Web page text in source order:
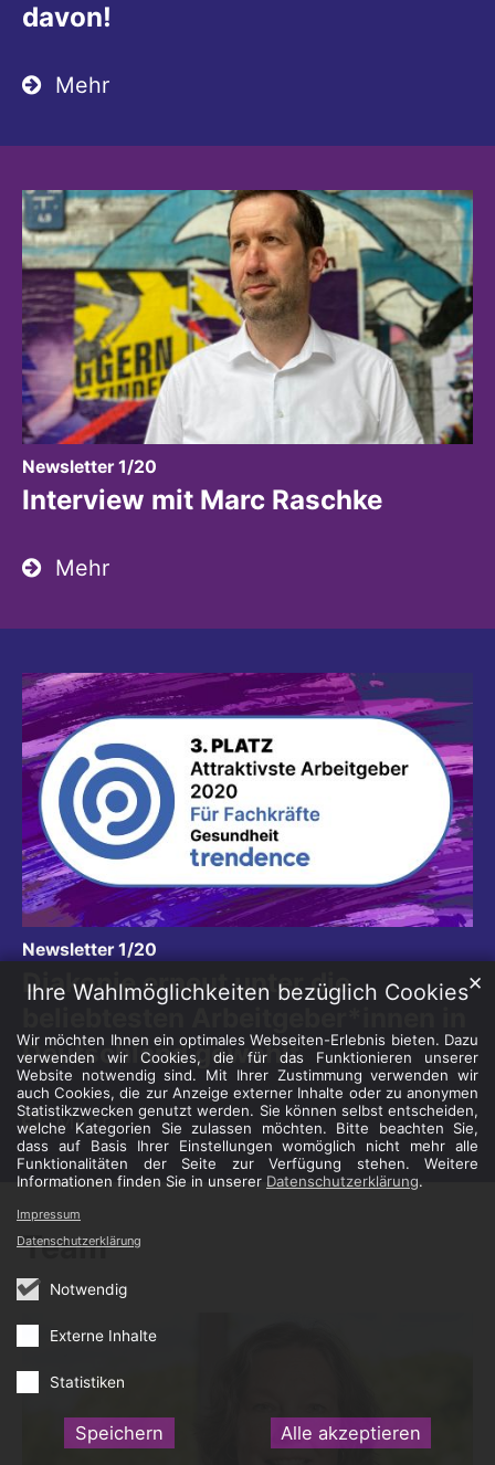
Ihre Wahlmöglichkeiten bezüglich Cookies
Wir möchten Ihnen ein optimales Webseiten-Erlebnis bieten. Dazu
verwenden wir Cookies, die für das Funktionieren unserer
Website notwendig sind. Mit Ihrer Zustimmung verwenden wir
auch Cookies, die zur Anzeige externer Inhalte oder zu anonymen
Statistikzwecken genutzt werden. Sie können selbst entscheiden,
welche Kategorien Sie zulassen möchten. Bitte beachten Sie,
dass auf Basis Ihrer Einstellungen womöglich nicht mehr alle
Funktionalitäten der Seite zur Verfügung stehen. Weitere
Informationen finden Sie in unserer Datenschutzerklärung.
Notwendig
Externe Inhalte
Statistiken
Speichern Alle akzeptieren
✕
Impressum
Datenschutzerklärung
davon!
Mehr
Newsletter 1/20
Interview mit Marc Raschke
Mehr
Newsletter 1/20
Diakonie erneut unter die
Deutschland gewählt
Mehr
Team